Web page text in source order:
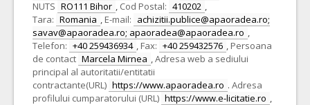
NUTS RO111 Bihor , Cod Postal: 410202 ,
Tara: Romania , E-mail: achizitii.publice@apaoradea.ro;
savav@apaoradea.ro; apaoradea@apaoradea.ro ,
Telefon: +40 259436934 , Fax: +40 259432576 , Persoana
de contact Marcela Mirnea ,Adresa web a sediului
principal al autoritatii/entitatii
contractante(URL) https://www.apaoradea.ro . Adresa
profilului cumparatorului (URL) https://www.e-licitatie.ro ,